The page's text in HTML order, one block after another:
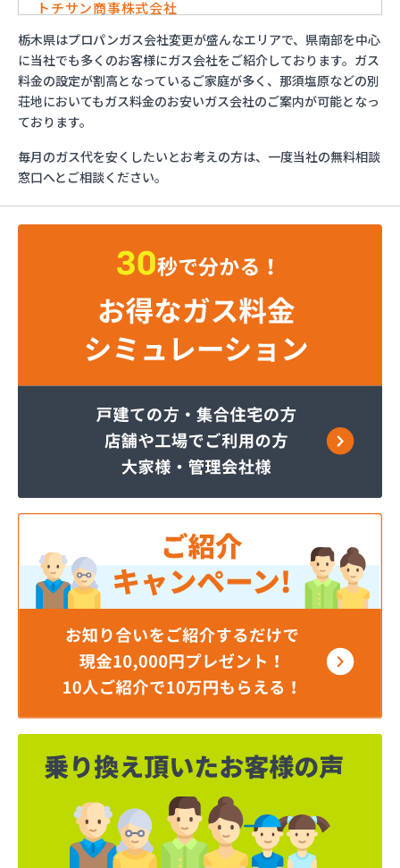
トチサン商事株式会社
フジオックス株式会社 宇都宮営業所
マイシティプロパンガス
ミライフ株式会社 大田原店
烏山プロパン株式会社
烏山通運株式会社プロパンガス
益田屋プロパン有限会社
横川食販株式会社 一里販売所
横川食販株式会社一里販売所
河原実業株式会社 藤岡営業所
株式会社JAエルサポート LPガス総合センター
株式会社JAエルサポート じゃすぽーと真岡SS
株式会社JAエルサポート 県東支店
株式会社JAエルサポート 日光営業所
株式会社JAエルサポート
株式会社JAエルサポート 県北支店
株式会社MIKANE
株式会社TOKAI 小山支店
株式会社TOKAI 那須支店
株式会社あいづや
株式会社イイジマ
株式会社エコファースト
株式会社エス・ケーガス
株式会社エネサンスサービス
株式会社エルピオ 宇都宮営業所
株式会社オオイデ
株式会社ガスパル 宇都宮販売所
株式会社ガスパル 那須販売所
株式会社キクチ
株式会社クレックス 宇都宮営業所
株式会社クレックス 那須塩原営業所
株式会社グローバルエナジー
栃木県はプロパンガス会社変更が盛んなエリアで、県南部を中心
に当社でも多くのお客様にガス会社をご紹介しております。ガス
料金の設定が割高となっているご家庭が多く、那須塩原などの別
荘地においてもガス料金のお安いガス会社のご案内が可能となっ
ております。
毎月のガス代を安くしたいとお考えの方は、一度当社の無料相談
窓口へとご相談ください。